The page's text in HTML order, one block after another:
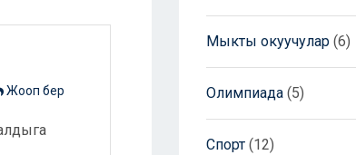
Жооп бер
Мыкты окуучулар (6)
Олимпиада (5)
Спорт (12)